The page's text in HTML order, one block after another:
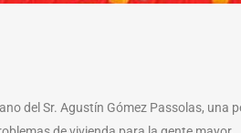
del Sr. Agustín Gómez Passolas, una